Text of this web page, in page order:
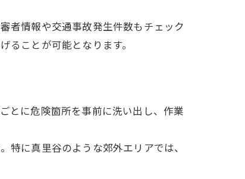
者情報や交通事故発生件数もチェック
ことが可能となります。
とに危険箇所を事前に洗い出し、作業
に真里谷のような郊外エリアでは、